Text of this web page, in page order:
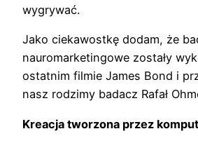
wygrywać.
Jako ciekawostkę dodam, że
nauromarketingowe zostały
ostatnim filmie James Bond i
nasz rodzimy badacz Rafał
Kreacja tworzona przez